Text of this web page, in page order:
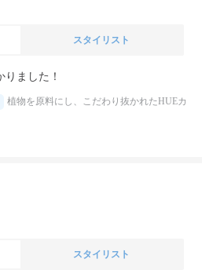
スタイリスト
ました！
植物を原料にし、こだわり抜かれたHUEカ
スタイリスト